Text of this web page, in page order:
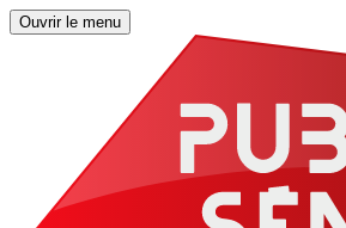
Ouvrir le menu